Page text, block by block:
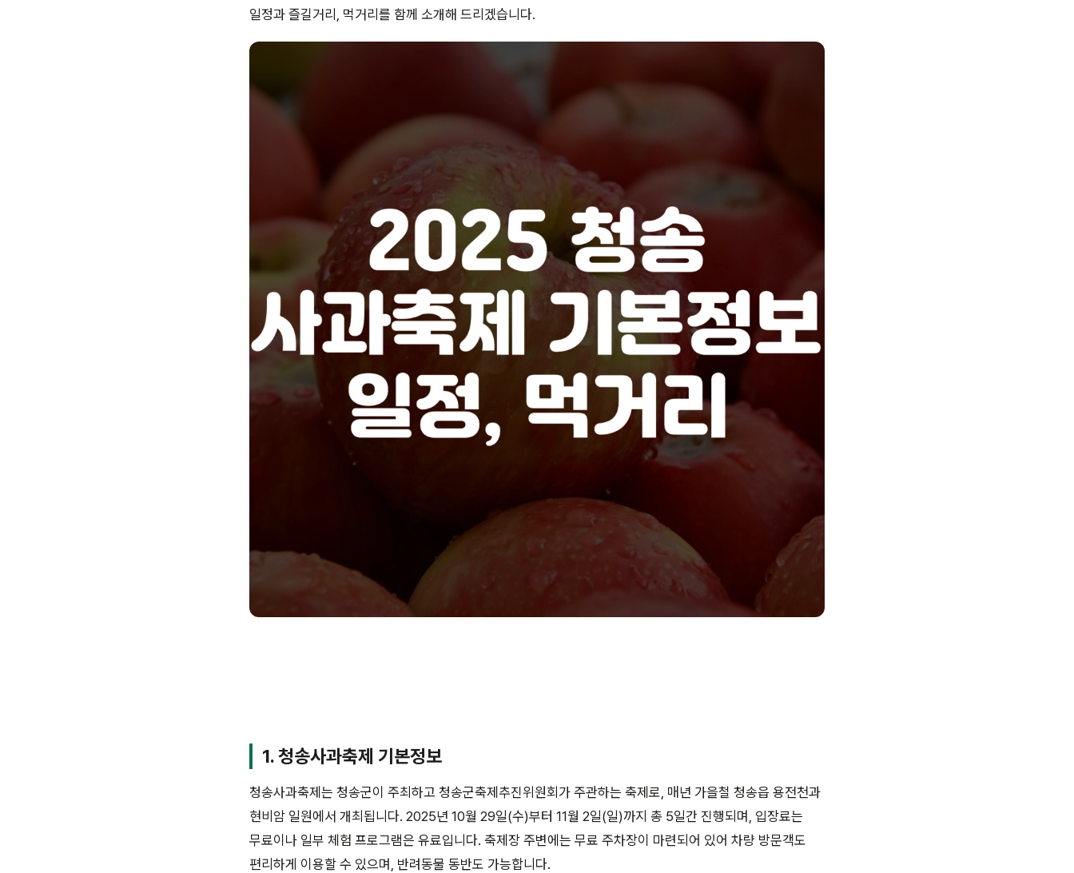
일정과 즐길거리, 먹거리를 함께 소개해 드리겠습니다.
1. 청송사과축제 기본정보
청송사과축제는 청송군이 주최하고 청송군축제추진위원회가 주관하는 축제로, 매년 가을철 청송읍 용전천과
현비암 일원에서 개최됩니다. 2025년 10월 29일(수)부터 11월 2일(일)까지 총 5일간 진행되며, 입장료는
무료이나 일부 체험 프로그램은 유료입니다. 축제장 주변에는 무료 주차장이 마련되어 있어 차량 방문객도
편리하게 이용할 수 있으며, 반려동물 동반도 가능합니다.